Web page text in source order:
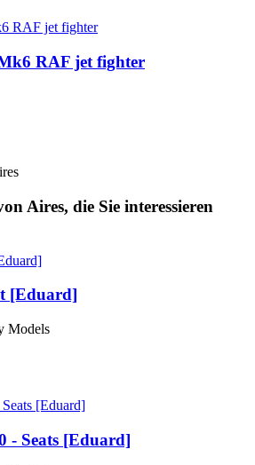
RAF jet fighter
Aires, die Sie interessieren
[Eduard]
Models
- Seats [Eduard]